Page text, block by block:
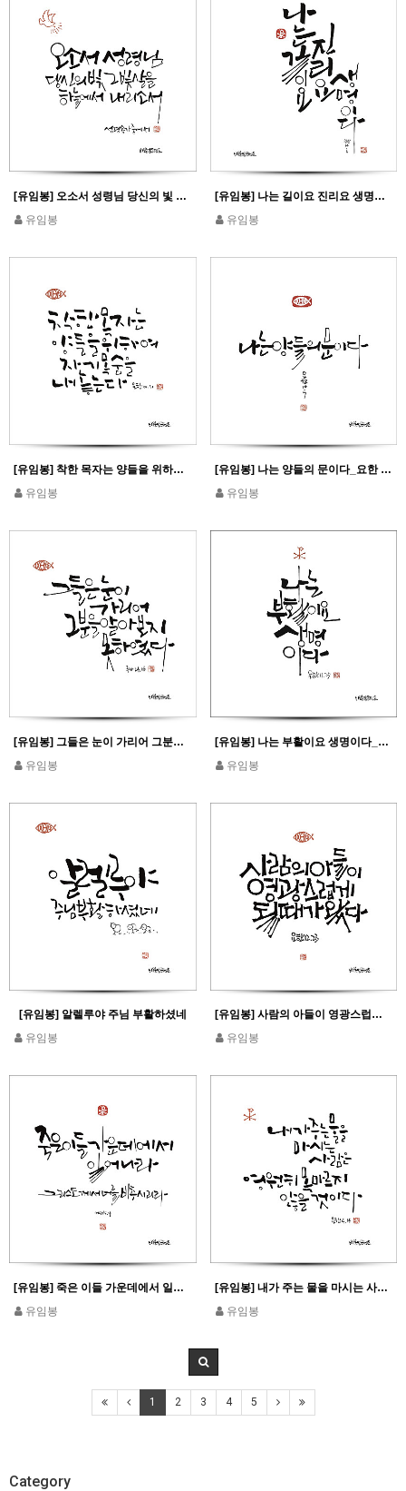
[유임봉] 오소서 성령님 당신의 빛 그 빛살을 하늘에서 내리소서
유임봉
[유임봉] 나는 길이요 진리요 생명이다_요한 14,6
유임봉
[유임봉] 착한 목자는 양들을 위하여 자기 목숨을 내놓는다_요한10,11
유임봉
[유임봉] 나는 양들의 문이다_요한 10,7
유임봉
[유임봉] 그들은 눈이 가리어 그분을 알아보지 못하였다_루카 24,16
유임봉
[유임봉] 나는 부활이요 생명이다_요한 11,25
유임봉
[유임봉] 알렐루야 주님 부활하셨네
유임봉
[유임봉] 사람의 아들이 영광스럽게 될 때가 왔다_요한 12,34
유임봉
[유임봉] 죽은 이들 가운데에서 일어나라 그리스도께서 너를 비추시리라_에페 5,14
유임봉
[유임봉] 내가 주는 물을 마시는 사람은 영원히 목마르지 않을 것이다_요한 4,14
유임봉
1 2 3 4 5
Category